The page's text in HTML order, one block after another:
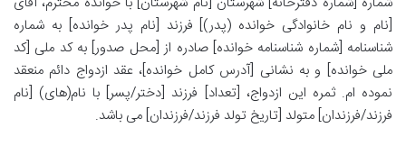
[نام و نام خانوادگی خوانده (پدر)] فرزند [نام پدر خوانده] به شماره
شناسنامه [شماره شناسنامه خوانده] صادره از [محل صدور] به کد ملی [کد
ملی خوانده] و به نشانی [آدرس کامل خوانده]، عقد ازدواج دائم منعقد
نموده ام. ثمره این ازدواج، [تعداد] فرزند [دختر/پسر] با نام(های) [نام
فرزند/فرزندان] متولد [تاریخ تولد فرزند/فرزندان] می باشد.